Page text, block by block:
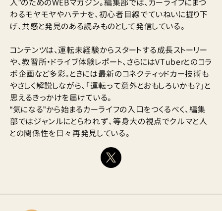
人”のためのWEBマガジン。編集部では、カーライフにまつ
わるモヤモヤやハテナを、初心者目線でていねいに掘り下
げ、共感と発見のある読みものとして発信している。
コンテンツは、運転未経験からスタートする成長ストーリー
や、教習所・ドライブ体験レポート、さらにはVTuberとのコラ
ボ企画など多彩。ときには最新のコネクティッドカー技術も
やさしく解説しながら、「運転って意外とおもしろいかも？」と
思えるきっかけを届けている。
“気になる”から始まるカーライフの入口をつくるべく、編集
部ではジャンルにとらわれず、等身大の視点でクルマと人
との関係性を日々再発見している。